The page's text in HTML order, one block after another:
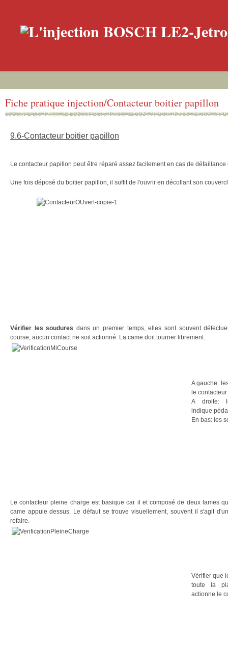
Fiche pratique injection/Contacteur boitier papillon
9.6-Contacteur boitier papillon
Le contacteur papillon peut être réparé assez facilement en cas de défaillance
Une fois déposé du boitier papillon, il suffit de l'ouvrir en décollant son
Vérifier les soudures dans un premier temps, elles sont souvent
course, aucun contact ne soit actionné. La came doit tourner librement.
A gauche:
le
A droite:
indique
En bas: les
Le contacteur pleine charge est basique car il et composé de deux lames
came appuie dessus. Le défaut se trouve visuellement, souvent il s'agit
refaire.
Vérifier que
toute la
actionne le